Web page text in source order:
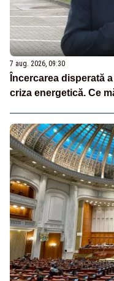
7 aug. 2026, 09:30
Încercarea disperată
criza energetică. Ce